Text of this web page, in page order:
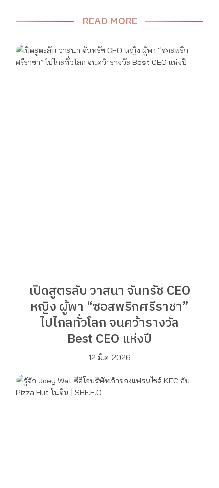
READ MORE
เปิดสูตรลับ วาสนา จันทรัช CEO
หญิง ผู้พา “ซอสพริกศรีราชา”
ไปไกลทั่วโลก จนคว้ารางวัล
Best CEO แห่งปี
12 มี.ค. 2026